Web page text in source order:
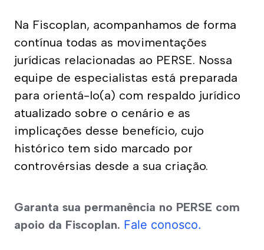
Na Fiscoplan, acompanhamos de forma
contínua todas as movimentações
jurídicas relacionadas ao PERSE. Nossa
equipe de especialistas está preparada
para orientá-lo(a) com respaldo jurídico
atualizado sobre o cenário e as
implicações desse benefício, cujo
histórico tem sido marcado por
controvérsias desde a sua criação.
Garanta sua permanência no PERSE com
apoio da Fiscoplan. Fale conosco.